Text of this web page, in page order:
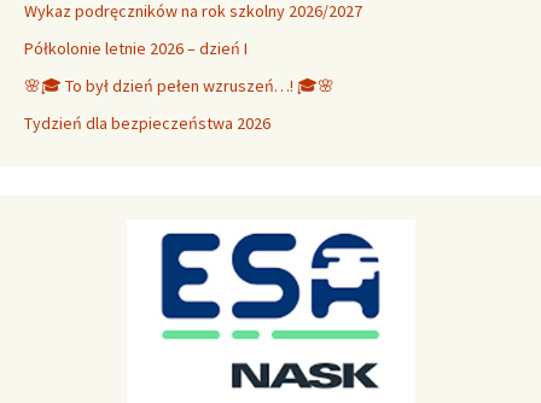
Wykaz podręczników na rok szkolny 2026/2027
Półkolonie letnie 2026 – dzień I
🌸🎓 To był dzień pełen wzruszeń…! 🎓🌸
Tydzień dla bezpieczeństwa 2026